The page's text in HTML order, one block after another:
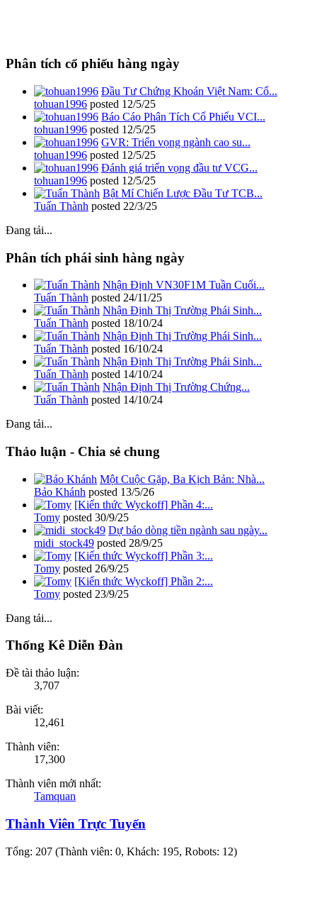
Phân tích cổ phiếu hàng ngày
Đầu Tư Chứng Khoán Việt Nam: Cổ...
tohuan1996 posted 12/5/25
Báo Cáo Phân Tích Cổ Phiếu VCI...
tohuan1996 posted 12/5/25
GVR: Triển vọng ngành cao su...
tohuan1996 posted 12/5/25
Đánh giá triển vọng đầu tư VCG...
tohuan1996 posted 12/5/25
Bật Mí Chiến Lược Đầu Tư TCB...
Tuấn Thành posted 22/3/25
Đang tải...
Phân tích phái sinh hàng ngày
Nhận Định VN30F1M Tuần Cuối...
Tuấn Thành posted 24/11/25
Nhận Định Thị Trường Phái Sinh...
Tuấn Thành posted 18/10/24
Nhận Định Thị Trường Phái Sinh...
Tuấn Thành posted 16/10/24
Nhận Định Thị Trường Phái Sinh...
Tuấn Thành posted 14/10/24
Nhận Định Thị Trường Chứng...
Tuấn Thành posted 14/10/24
Đang tải...
Thảo luận - Chia sẻ chung
Một Cuộc Gặp, Ba Kịch Bản: Nhà...
Bảo Khánh posted 13/5/26
[Kiến thức Wyckoff] Phần 4:...
Tomy posted 30/9/25
Dự báo dòng tiền ngành sau ngày...
midi_stock49 posted 28/9/25
[Kiến thức Wyckoff] Phần 3:...
Tomy posted 26/9/25
[Kiến thức Wyckoff] Phần 2:...
Tomy posted 23/9/25
Đang tải...
Thống Kê Diễn Đàn
Đề tài thảo luận:
3,707
Bài viết:
12,461
Thành viên:
17,300
Thành viên mới nhất:
Tamquan
Thành Viên Trực Tuyến
Tổng: 207 (Thành viên: 0, Khách: 195, Robots: 12)